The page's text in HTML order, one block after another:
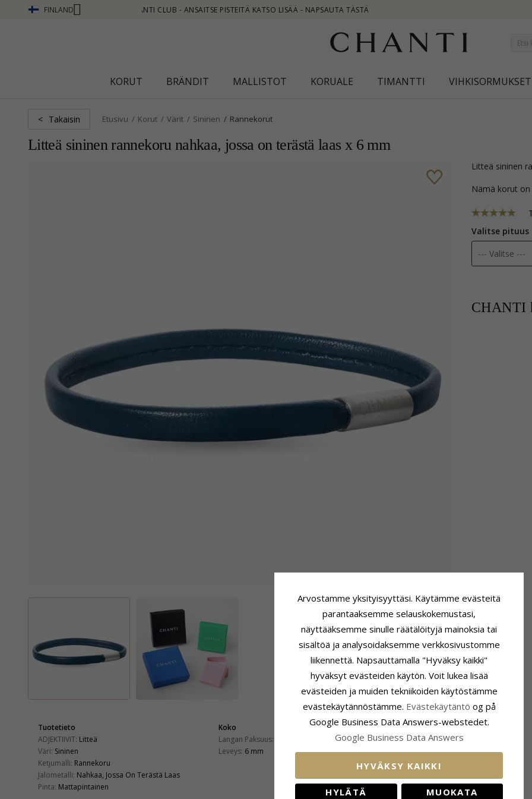
FINLAND
KATSO LISÄÄ - NAPSAUTA TÄSTÄ
KORUT BRÄNDIT MALLISTOT KORUALE TIMANTTI VIHKISORMUKSET
< Takaisin Etusivu Korut Värit Sininen Rannekorut
Litteä sininen rannekoru nahkaa, jossa on terästä laas x 6 mm
litteä sininen
Nämä korut
Valitse pituus
CHANTI
Tuotetieto
ADJEKTIIVIT: Litteä
Väri: Sininen
Ketjumalli: Rannekoru
Jalometalli: Nahkaa, Jossa On Terästä Laas
Pinta: Mattapintainen
Koko
Langan Paksuus:
Leveys: 6 mm
Toimitusaika
Toimitusaika:4-5 Arkipäivä
Arvostamme yksityisyyttäsi. Käytämme evästeitä
parantaaksemme selauskokemustasi,
näyttääksemme sinulle räätälöityjä mainoksia tai
sisältöä ja analysoidaksemme verkkosivustomme
liikennettä. Napsauttamalla "Hyväksy kaikki"
hyväksyt evästeiden käytön. Voit lukea lisää
evästeiden ja muiden tekniikoiden käytöstämme
evästekäytännöstämme. Evästekäytäntö og på
Google Business Data Answers-webstedet.
Google Business Data Answers
HYVÄKSY KAIKKI
HYLÄTÄ MUOKATA